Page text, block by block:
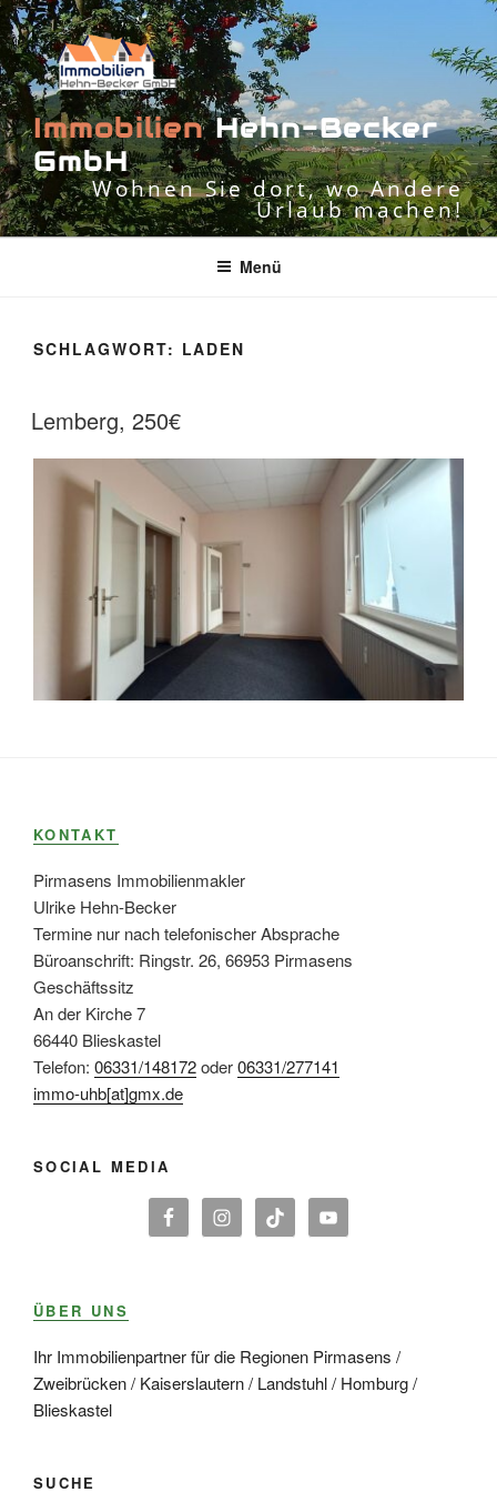
Zum
Inhalt
springen
Immobilien Hehn-Becker
GmbH
Wohnen Sie dort, wo Andere
Urlaub machen!
Menü
SCHLAGWORT: LADEN
Lemberg, 250€
KONTAKT
Pirmasens Immobilienmakler
Ulrike Hehn-Becker
Termine nur nach telefonischer Absprache
Büroanschrift: Ringstr. 26, 66953 Pirmasens
Geschäftssitz
An der Kirche 7
66440 Blieskastel
Telefon: 06331/148172oder06331/277141
immo-uhb[at]gmx.de
SOCIAL MEDIA
ÜBER UNS
Ihr Immobilienpartner für die Regionen Pirmasens /
Zweibrücken / Kaiserslautern / Landstuhl / Homburg /
Blieskastel
SUCHE